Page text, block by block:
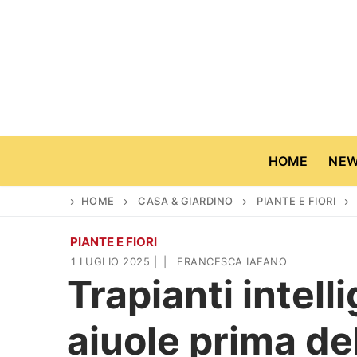
HOME
Home
News
Cinema e TV
Casa & Giardino
HOME CASA & GIARDINO PIANTE E FIORI
PIANTE E FIORI
1 LUGLIO 2025 FRANCESCA IAFANO
Trapianti
aiuole prima